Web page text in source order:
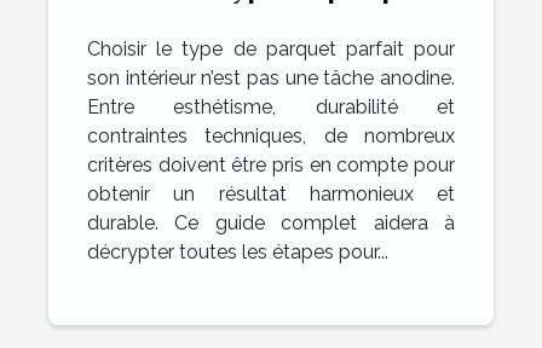
Choisir le type de parquet parfait pour
son intérieur n’est pas une tâche anodine.
Entre esthétisme, durabilité et
contraintes techniques, de nombreux
critères doivent être pris en compte pour
obtenir un résultat harmonieux et
durable. Ce guide complet aidera à
décrypter toutes les étapes pour...